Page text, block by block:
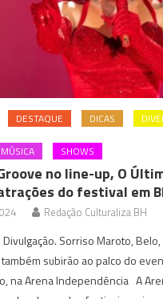
DESTAQUE DICAS
MÚSICA SHOWS
no line-up, O
do festival em
Redação Culturaliza BH
Sorriso Maroto,
subirão ao palco do
na Arena Independência A